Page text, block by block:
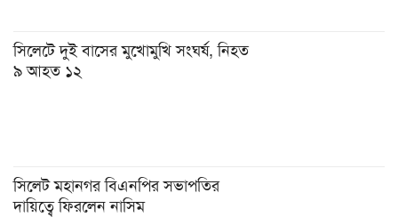
সিলেটে দুই বাসের মুখোমুখি সংঘর্ষ, নিহত
৯ আহত ১২
সিলেট মহানগর বিএনপির সভাপতির
দায়িত্বে ফিরলেন নাসিম